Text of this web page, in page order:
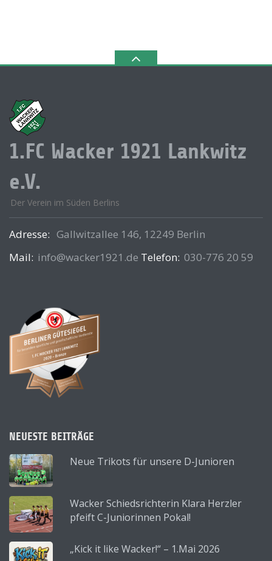
1.FC Wacker 1921 Lankwitz
e.V.
Der Verein im Süden Berlins
Adresse: Gallwitzallee 146, 12249 Berlin
Mail: info@wacker1921.de Telefon: 030-776 20 59
NEUESTE BEITRÄGE
Neue Trikots für unsere D-Junioren
Wacker Schiedsrichterin Klara Herzler
pfeift C-Juniorinnen Pokal!
„Kick it like Wacker!“ – 1.Mai 2026